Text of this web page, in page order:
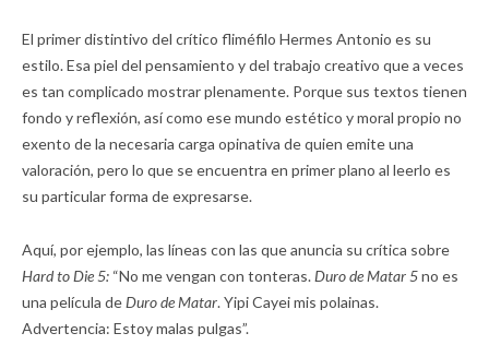
El primer distintivo del crítico fliméfilo Hermes Antonio es su
estilo. Esa piel del pensamiento y del trabajo creativo que a veces
es tan complicado mostrar plenamente. Porque sus textos tienen
fondo y reflexión, así como ese mundo estético y moral propio no
exento de la necesaria carga opinativa de quien emite una
valoración, pero lo que se encuentra en primer plano al leerlo es
su particular forma de expresarse.
Aquí, por ejemplo, las líneas con las que anuncia su crítica sobre
Hard to Die 5: “No me vengan con tonteras.Duro de Matar 5no es
una película deDuro de Matar. Yipi Cayei mis polainas.
Advertencia: Estoy malas pulgas”.